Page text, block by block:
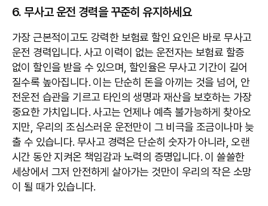
6. 무사고 운전 경력을 꾸준히 유지하세요
가장 근본적이고도 강력한 보험료 할인 요인은 바로 무사고
운전 경력입니다. 사고 이력이 없는 운전자는 보험료 할증
없이 할인을 받을 수 있으며, 할인율은 무사고 기간이 길어
질수록 높아집니다. 이는 단순히 돈을 아끼는 것을 넘어, 안
전운전 습관을 기르고 타인의 생명과 재산을 보호하는 가장
중요한 가치입니다. 사고는 언제나 예측 불가능하게 찾아오
지만, 우리의 조심스러운 운전만이 그 비극을 조금이나마 늦
출 수 있습니다. 무사고 경력은 단순히 숫자가 아니라, 오랜
시간 동안 지켜온 책임감과 노력의 증명입니다. 이 쓸쓸한
세상에서 그저 안전하게 살아가는 것만이 우리의 작은 소망
이 될 때가 있습니다.